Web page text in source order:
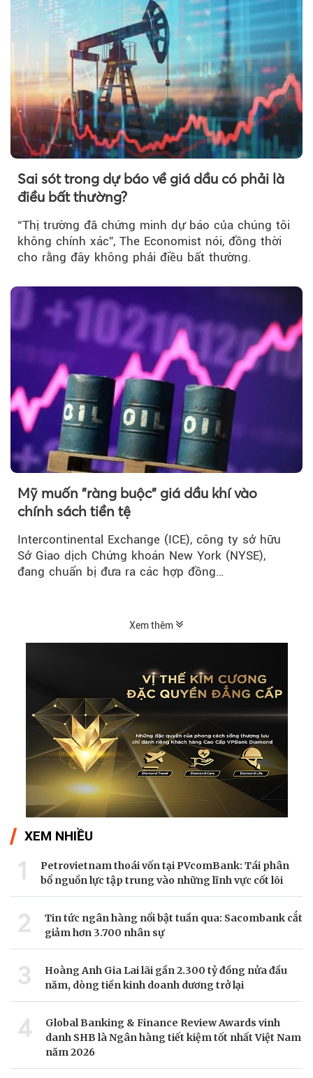
Sai sót trong dự báo về giá dầu có phải là
điều bất thường?
“Thị trường đã chứng minh dự báo của chúng tôi
không chính xác”, The Economist nói, đồng thời
cho rằng đây không phải điều bất thường.
Mỹ muốn "ràng buộc" giá dầu khí vào
chính sách tiền tệ
Intercontinental Exchange (ICE), công ty sở hữu
Sở Giao dịch Chứng khoán New York (NYSE),
đang chuẩn bị đưa ra các hợp đồng…
Xem thêm
XEM NHIỀU
1
Petrovietnam thoái vốn tại PVcomBank: Tái phân
bổ nguồn lực tập trung vào những lĩnh vực cốt lõi
2
Tin tức ngân hàng nổi bật tuần qua: Sacombank cắt
giảm hơn 3.700 nhân sự
3
Hoàng Anh Gia Lai lãi gần 2.300 tỷ đồng nửa đầu
năm, dòng tiền kinh doanh dương trở lại
4
Global Banking & Finance Review Awards vinh
danh SHB là Ngân hàng tiết kiệm tốt nhất Việt Nam
năm 2026